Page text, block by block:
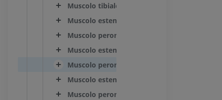
Muscolo tibiale craniale
Muscolo estensore lungo delle dita [del dito]
Muscolo peroneo [fibulare] terzo
Muscolo estensore lungo del I dito [alluce]
Muscolo peroneo [fibulare] lungo
Muscolo estensore laterale delle dita [del
Muscolo peroneo [fibulare] breve